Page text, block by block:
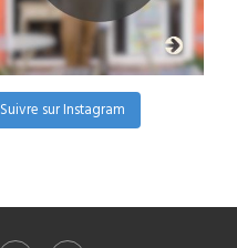
Suivre sur Instagram